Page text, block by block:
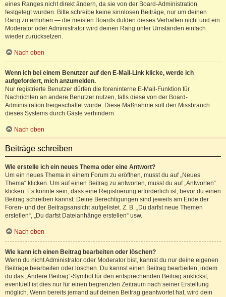
eines Ranges nicht direkt ändern, da sie von der Board-Administration
festgelegt wurden. Bitte schreibe keine sinnlosen Beiträge, nur um deinen
Rang zu erhöhen — die meisten Boards dulden dieses Verhalten nicht und ein
Moderator oder Administrator wird deinen Rang unter Umständen einfach
wieder zurücksetzen.
Nach oben
Wenn ich bei einem Benutzer auf den E-Mail-Link klicke, werde ich
aufgefordert, mich anzumelden.
Nur registrierte Benutzer dürfen die foreninterne E-Mail-Funktion für
Nachrichten an andere Benutzer nutzen, falls diese von der Board-
Administration freigeschaltet wurde. Diese Maßnahme soll den Missbrauch
dieses Systems durch Gäste verhindern.
Nach oben
Beiträge schreiben
Wie erstelle ich ein neues Thema oder eine Antwort?
Um ein neues Thema in einem Forum zu eröffnen, musst du auf „Neues
Thema“ klicken. Um auf einen Beitrag zu antworten, musst du auf „Antworten“
klicken. Es könnte sein, dass eine Registrierung erforderlich ist, bevor du einen
Beitrag schreiben kannst. Deine Berechtigungen sind jeweils am Ende der
Foren- und der Beitragsansicht aufgelistet. Z. B. „Du darfst neue Themen
erstellen“, „Du darfst Dateianhänge erstellen“ usw.
Nach oben
Wie kann ich einen Beitrag bearbeiten oder löschen?
Wenn du nicht Administrator oder Moderator bist, kannst du nur deine eigenen
Beiträge bearbeiten oder löschen. Du kannst einen Beitrag bearbeiten, indem
du das „Ändere Beitrag“-Symbol für den entsprechenden Beitrag anklickst;
eventuell ist dies nur für einen begrenzten Zeitraum nach seiner Erstellung
möglich. Wenn bereits jemand auf deinen Beitrag geantwortet hat, wird dein